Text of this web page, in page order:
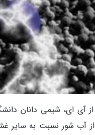
برابر انرژی بیشتر از آب